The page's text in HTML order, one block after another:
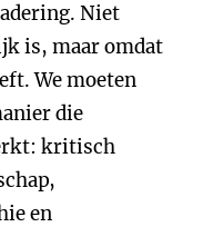
Niet
is, maar omdat
We moeten
die
kritisch
en